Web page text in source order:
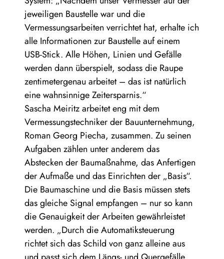
jeweiligen Baustelle war und die
Vermessungsarbeiten verrichtet hat, erhalte ich
alle Informationen zur Baustelle auf einem
USB-Stick. Alle Höhen, Linien und Gefälle
werden dann überspielt, sodass die Raupe
zentimetergenau arbeitet – das ist natürlich
eine wahnsinnige Zeitersparnis.“
Sascha Meiritz arbeitet eng mit dem
Vermessungstechniker der Bauunternehmung,
Roman Georg Piecha, zusammen. Zu seinen
Aufgaben zählen unter anderem das
Abstecken der Baumaßnahme, das Anfertigen
der Aufmaße und das Einrichten der „Basis“.
Die Baumaschine und die Basis müssen stets
das gleiche Signal empfangen – nur so kann
die Genauigkeit der Arbeiten gewährleistet
werden. „Durch die Automatiksteuerung
richtet sich das Schild von ganz alleine aus